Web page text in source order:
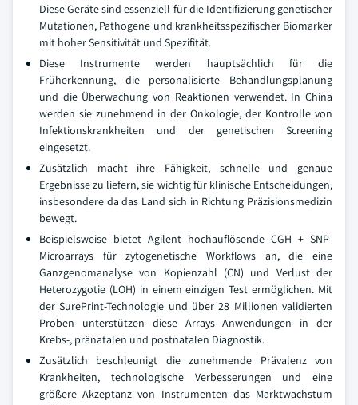
Diese Geräte sind essenziell für die Identifizierung genetischer
Mutationen, Pathogene und krankheitsspezifischer Biomarker
mit hoher Sensitivität und Spezifität.
Diese Instrumente werden hauptsächlich für die
Früherkennung, die personalisierte Behandlungsplanung
und die Überwachung von Reaktionen verwendet. In China
werden sie zunehmend in der Onkologie, der Kontrolle von
Infektionskrankheiten und der genetischen Screening
eingesetzt.
Zusätzlich macht ihre Fähigkeit, schnelle und genaue
Ergebnisse zu liefern, sie wichtig für klinische Entscheidungen,
insbesondere da das Land sich in Richtung Präzisionsmedizin
bewegt.
Beispielsweise bietet Agilent hochauflösende CGH + SNP-
Microarrays für zytogenetische Workflows an, die eine
Ganzgenomanalyse von Kopienzahl (CN) und Verlust der
Heterozygotie (LOH) in einem einzigen Test ermöglichen. Mit
der SurePrint-Technologie und über 28 Millionen validierten
Proben unterstützen diese Arrays Anwendungen in der
Krebs-, pränatalen und postnatalen Diagnostik.
Zusätzlich beschleunigt die zunehmende Prävalenz von
Krankheiten, technologische Verbesserungen und eine
größere Akzeptanz von Instrumenten das Marktwachstum